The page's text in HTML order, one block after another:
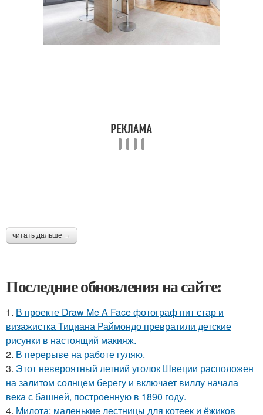
читать дальше →
Последние обновления на сайте:
1. В проекте Draw Me A Face фотограф пит стар и
визажистка Тициана Раймондо превратили детские
рисунки в настоящий макияж.
2. В перерыве на работе гуляю.
3. Этот невероятный летний уголок Швеции расположен
на залитом солнцем берегу и включает виллу начала
века с башней, построенную в 1890 году.
4. Милота: маленькие лестницы для котеек и ёжиков